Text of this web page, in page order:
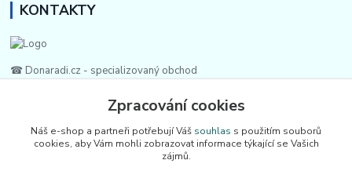
KONTAKTY
☎ Donaradi.cz - specializovaný obchod
🙋 Zákaznická podpora
728 007 997
Po-Pá |7:00-13:30|
Zpracování cookies
Náš e-shop a partneři potřebují Váš souhlas s použitím souborů
cookies, aby Vám mohli zobrazovat informace týkající se Vašich
zájmů.